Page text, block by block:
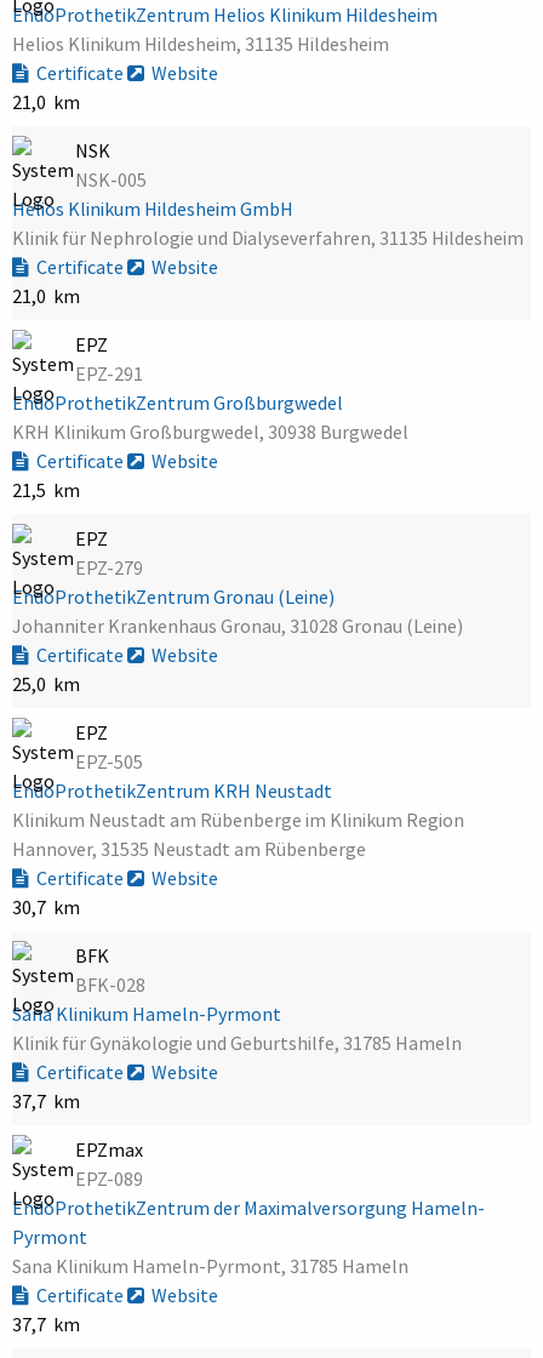
EndoProthetikZentrum Helios Klinikum Hildesheim
Helios Klinikum Hildesheim, 31135 Hildesheim
Certificate
Website
21,0 km
NSK
NSK-005
Helios Klinikum Hildesheim GmbH
Klinik für Nephrologie und Dialyseverfahren, 31135 Hildesheim
Certificate
Website
21,0 km
EPZ
EPZ-291
EndoProthetikZentrum Großburgwedel
KRH Klinikum Großburgwedel, 30938 Burgwedel
Certificate
Website
21,5 km
EPZ
EPZ-279
EndoProthetikZentrum Gronau (Leine)
Johanniter Krankenhaus Gronau, 31028 Gronau (Leine)
Certificate
Website
25,0 km
EPZ
EPZ-505
EndoProthetikZentrum KRH Neustadt
Klinikum Neustadt am Rübenberge im Klinikum Region
Hannover, 31535 Neustadt am Rübenberge
Certificate
Website
30,7 km
BFK
BFK-028
Sana Klinikum Hameln-Pyrmont
Klinik für Gynäkologie und Geburtshilfe, 31785 Hameln
Certificate
Website
37,7 km
EPZmax
EPZ-089
EndoProthetikZentrum der Maximalversorgung Hameln-
Pyrmont
Sana Klinikum Hameln-Pyrmont, 31785 Hameln
Certificate
Website
37,7 km